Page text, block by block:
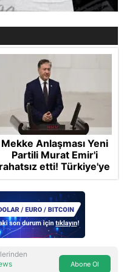
Mekke Anlaşması Yeni
Partili Murat Emir'i
rahatsız etti! Türkiye'ye
"paralı muhafız" rolü
biçti
Abone Ol